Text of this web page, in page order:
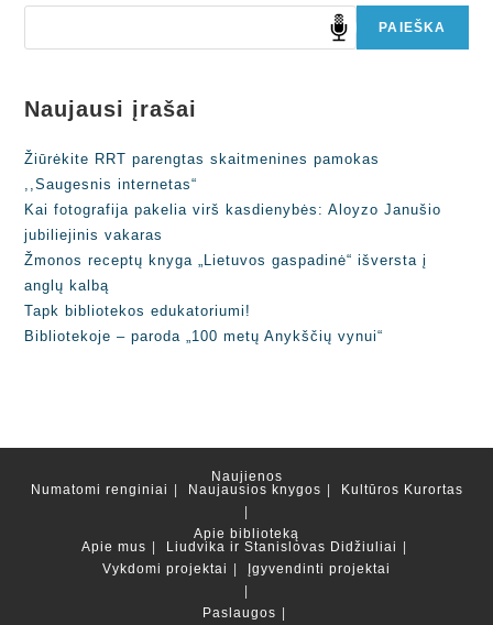
PAIEŠKA
Naujausi įrašai
Žiūrėkite RRT parengtas skaitmenines pamokas
,,Saugesnis internetas“
Kai fotografija pakelia virš kasdienybės: Aloyzo Janušio
jubiliejinis vakaras
Žmonos receptų knyga „Lietuvos gaspadinė“ išversta į
anglų kalbą
Tapk bibliotekos edukatoriumi!
Bibliotekoje – paroda „100 metų Anykščių vynui“
Naujienos
Numatomi renginiai
Naujausios knygos Kultūros Kurortas
Apie biblioteką
Apie mus
Liudvika ir Stanislovas Didžiuliai
Vykdomi projektai
Įgyvendinti projektai
Paslaugos